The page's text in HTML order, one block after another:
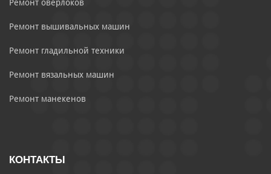
Ремонт оверлоков
Ремонт вышивальных машин
Ремонт гладильной техники
Ремонт вязальных машин
Ремонт манекенов
КОНТАКТЫ